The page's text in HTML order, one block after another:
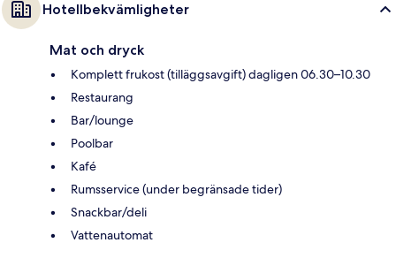
Hotellbekvämligheter
Mat och dryck
Komplett frukost (tilläggsavgift) dagligen 06.30–10.30
Restaurang
Bar/lounge
Poolbar
Kafé
Rumsservice (under begränsade tider)
Snackbar/deli
Vattenautomat